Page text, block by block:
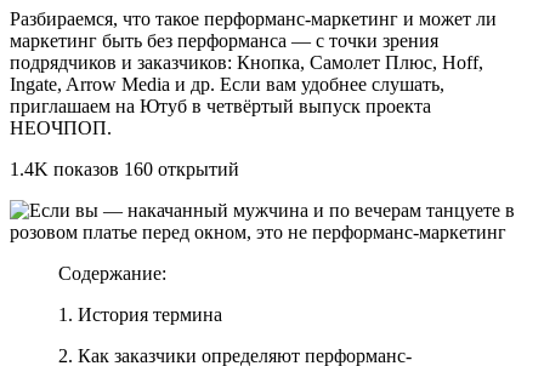
Разбираемся, что такое перформанс-маркетинг и может ли
маркетинг быть без перформанса — с точки зрения
подрядчиков и заказчиков: Кнопка, Самолет Плюс, Hoff,
Ingate, Arrow Media и др. Если вам удобнее слушать,
приглашаем на Ютуб в четвёртый выпуск проекта
НЕОЧПОП.
1.4K показов 160 открытий
Содержание:
1. История термина
2. Как заказчики определяют перформанс-